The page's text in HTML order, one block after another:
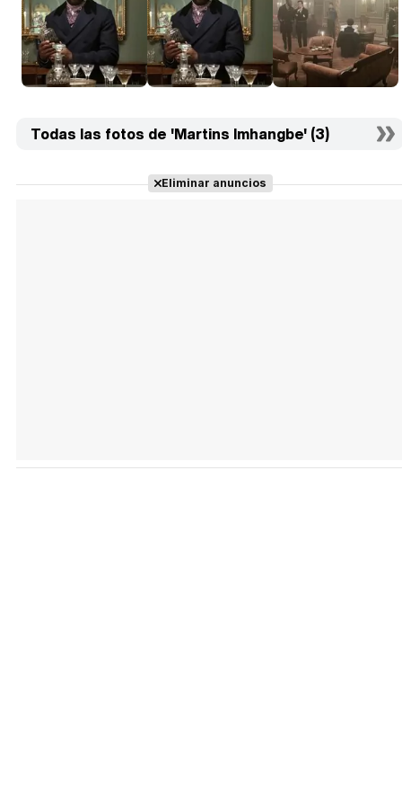
Todas las fotos de 'Martins Imhangbe' (3)
Eliminar anuncios